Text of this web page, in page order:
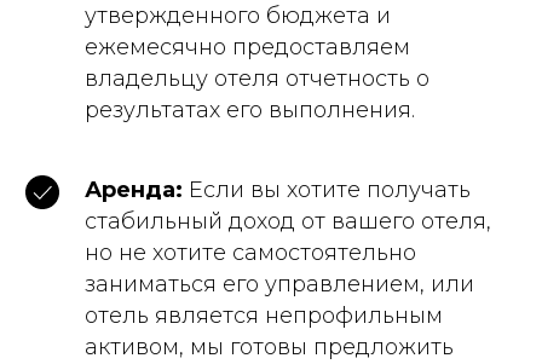
утвержденного бюджета и
ежемесячно предоставляем
владельцу отеля отчетность о
результатах его выполнения.
Аренда: Если вы хотите получать
стабильный доход от вашего отеля,
но не хотите самостоятельно
заниматься его управлением, или
отель является непрофильным
активом, мы готовы предложить